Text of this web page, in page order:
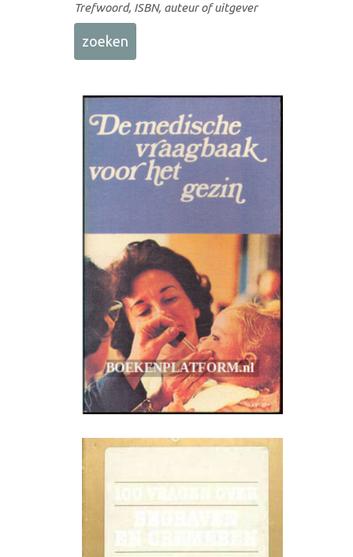
Trefwoord, ISBN, auteur of uitgever